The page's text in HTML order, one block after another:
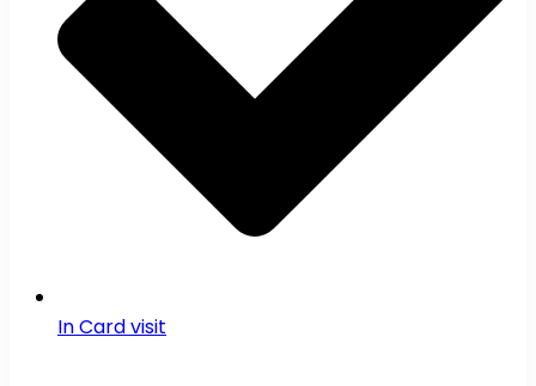
In Card visit